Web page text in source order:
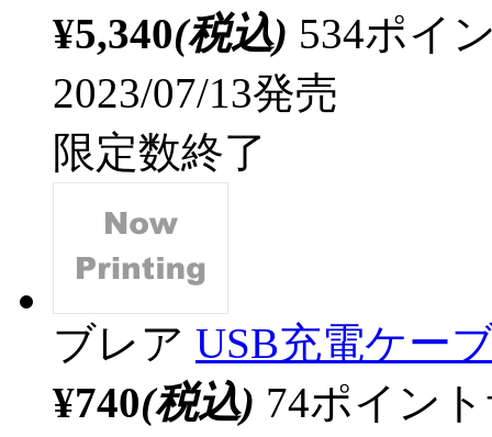
¥5,340(税込) 534ポイ
2023/07/13発売
限定数終了
ブレア USB充電ケー
¥740(税込) 74ポイン